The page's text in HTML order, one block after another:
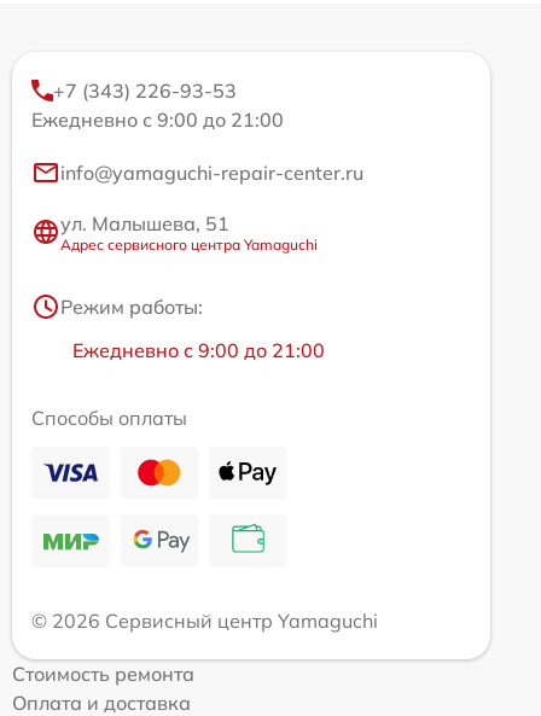
+7 (343) 226-93-53
Ежедневно с 9:00 до 21:00
info@yamaguchi-repair-center.ru
ул. Малышева, 51
Адрес сервисного центра Yamaguchi
Режим работы:
Ежедневно с 9:00 до 21:00
Способы оплаты
© 2026 Сервисный центр Yamaguchi
Стоимость ремонта
Оплата и доставка